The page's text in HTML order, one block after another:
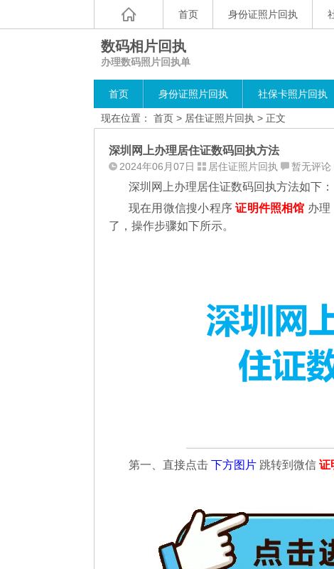
首页 身份证照片回执
数码相片回执
办理数码照片回执单
首页 身份证照片回执 社保卡照片回执
现在位置： 首页 > 居住证照片回执 > 正文
深圳网上办理居住证数码回执方法
2024年06月07日 居住证照片回执 暂无评论
深圳网上办理居住证数码回执方法如下：
现在用微信搜小程序证明件照相馆 办理
了，操作步骤如下所示。
第一、直接点击 下方图片 跳转到微信 证